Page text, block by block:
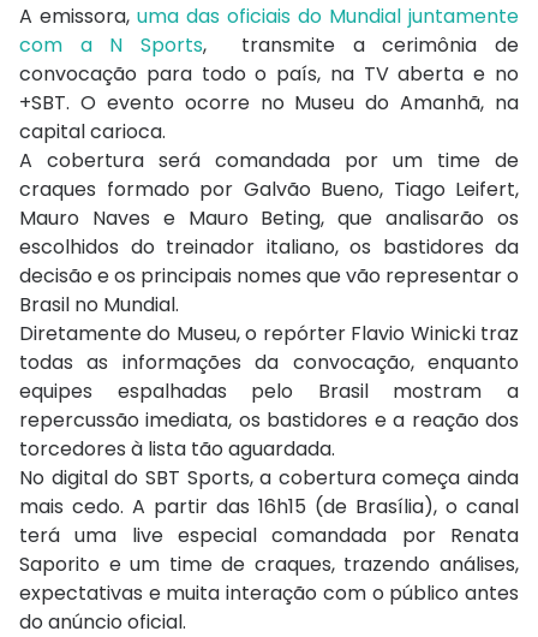
A emissora, uma das oficiais do Mundial juntamente
com a N Sports, transmite a cerimônia de
convocação para todo o país, na TV aberta e no
+SBT. O evento ocorre no Museu do Amanhã, na
capital carioca.
A cobertura será comandada por um time de
craques formado por Galvão Bueno, Tiago Leifert,
Mauro Naves e Mauro Beting, que analisarão os
escolhidos do treinador italiano, os bastidores da
decisão e os principais nomes que vão representar o
Brasil no Mundial.
Diretamente do Museu, o repórter Flavio Winicki traz
todas as informações da convocação, enquanto
equipes espalhadas pelo Brasil mostram a
repercussão imediata, os bastidores e a reação dos
torcedores à lista tão aguardada.
No digital do SBT Sports, a cobertura começa ainda
mais cedo. A partir das 16h15 (de Brasília), o canal
terá uma live especial comandada por Renata
Saporito e um time de craques, trazendo análises,
expectativas e muita interação com o público antes
do anúncio oficial.